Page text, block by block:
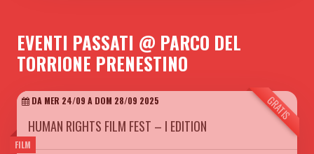
EVENTI PASSATI @ PARCO DEL
TORRIONE PRENESTINO
FILM
GRATIS
DA MER 24/09 A DOM 28/09 2025
HUMAN RIGHTS FILM FEST – I EDITION